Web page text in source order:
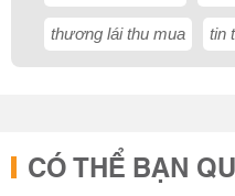
thương lái thu mua tin
CÓ THỂ BẠN